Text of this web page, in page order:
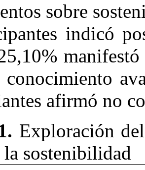
sobre
indicó
afirmó no
Exploración
la sostenibilidad